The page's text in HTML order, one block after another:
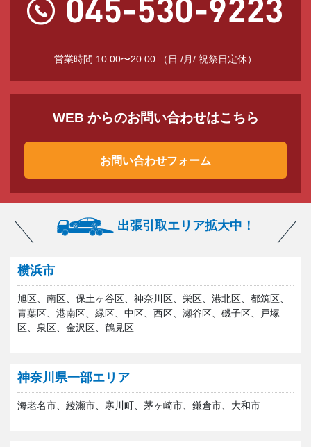
営業時間 10:00〜20:00 （日 /月/ 祝祭日定休）
WEB からのお問い合わせはこちら
お問い合わせフォーム
出張引取エリア拡大中！
横浜市
旭区、南区、保土ヶ谷区、神奈川区、栄区、港北区、都筑区、
青葉区、港南区、緑区、中区、西区、瀬谷区、磯子区、戸塚
区、泉区、金沢区、鶴見区
神奈川県一部エリア
海老名市、綾瀬市、寒川町、茅ヶ崎市、鎌倉市、大和市